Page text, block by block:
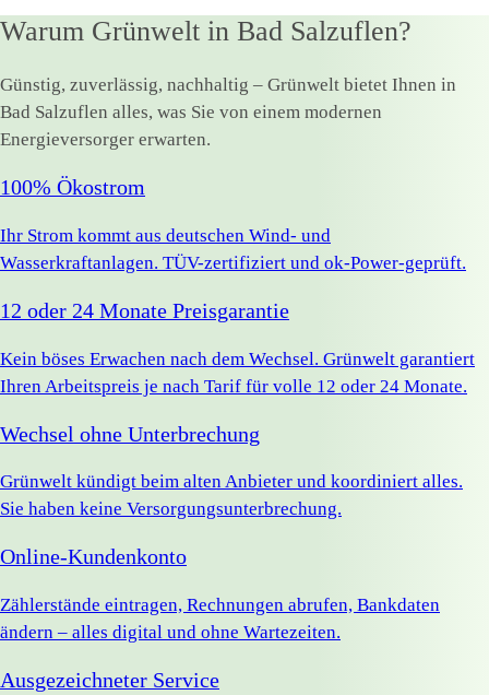
Warum Grünwelt in Bad Salzuflen?
Günstig, zuverlässig, nachhaltig – Grünwelt bietet Ihnen in
Bad Salzuflen alles, was Sie von einem modernen
Energieversorger erwarten.
100% Ökostrom
Ihr Strom kommt aus deutschen Wind- und
Wasserkraftanlagen. TÜV-zertifiziert und ok-Power-geprüft.
12 oder 24 Monate Preisgarantie
Kein böses Erwachen nach dem Wechsel. Grünwelt garantiert
Ihren Arbeitspreis je nach Tarif für volle 12 oder 24 Monate.
Wechsel ohne Unterbrechung
Grünwelt kündigt beim alten Anbieter und koordiniert alles.
Sie haben keine Versorgungsunterbrechung.
Online-Kundenkonto
Zählerstände eintragen, Rechnungen abrufen, Bankdaten
ändern – alles digital und ohne Wartezeiten.
Ausgezeichneter Service